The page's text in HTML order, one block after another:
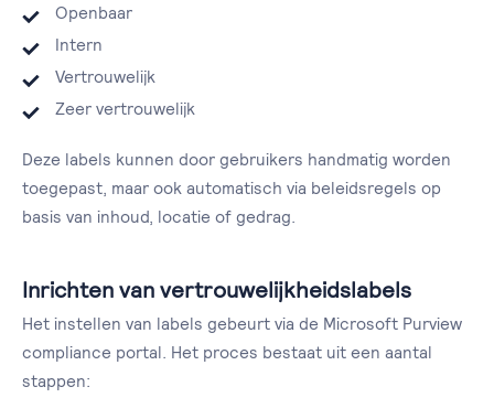
Openbaar
Intern
Vertrouwelijk
Zeer vertrouwelijk
Deze labels kunnen door gebruikers handmatig worden
toegepast, maar ook automatisch via beleidsregels op
basis van inhoud, locatie of gedrag.
Inrichten van vertrouwelijkheidslabels
Het instellen van labels gebeurt via de Microsoft Purview
compliance portal. Het proces bestaat uit een aantal
stappen: